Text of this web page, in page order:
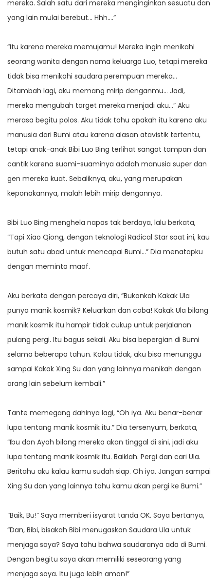
mereka. Salah satu dari mereka menginginkan sesuatu dan
yang lain mulai berebut… Hhh….”
“Itu karena mereka memujamu! Mereka ingin menikahi
seorang wanita dengan nama keluarga Luo, tetapi mereka
tidak bisa menikahi saudara perempuan mereka…
Ditambah lagi, aku memang mirip denganmu… Jadi,
mereka mengubah target mereka menjadi aku…” Aku
merasa begitu polos. Aku tidak tahu apakah itu karena aku
manusia dari Bumi atau karena alasan atavistik tertentu,
tetapi anak-anak Bibi Luo Bing terlihat sangat tampan dan
cantik karena suami-suaminya adalah manusia super dan
gen mereka kuat. Sebaliknya, aku, yang merupakan
keponakannya, malah lebih mirip dengannya.
Bibi Luo Bing menghela napas tak berdaya, lalu berkata,
“Tapi Xiao Qiong, dengan teknologi Radical Star saat ini, kau
butuh satu abad untuk mencapai Bumi…” Dia menatapku
dengan meminta maaf.
Aku berkata dengan percaya diri, “Bukankah Kakak Ula
punya manik kosmik? Keluarkan dan coba! Kakak Ula bilang
manik kosmik itu hampir tidak cukup untuk perjalanan
pulang pergi. Itu bagus sekali. Aku bisa bepergian di Bumi
selama beberapa tahun. Kalau tidak, aku bisa menunggu
sampai Kakak Xing Su dan yang lainnya menikah dengan
orang lain sebelum kembali.”
Tante memegang dahinya lagi, “Oh iya. Aku benar-benar
lupa tentang manik kosmik itu.” Dia tersenyum, berkata,
“Ibu dan Ayah bilang mereka akan tinggal di sini, jadi aku
lupa tentang manik kosmik itu. Baiklah. Pergi dan cari Ula.
Beritahu aku kalau kamu sudah siap. Oh iya. Jangan sampai
Xing Su dan yang lainnya tahu kamu akan pergi ke Bumi.”
“Baik, Bu!” Saya memberi isyarat tanda OK. Saya bertanya,
“Dan, Bibi, bisakah Bibi menugaskan Saudara Ula untuk
menjaga saya? Saya tahu bahwa saudaranya ada di Bumi.
Dengan begitu saya akan memiliki seseorang yang
menjaga saya. Itu juga lebih aman!”